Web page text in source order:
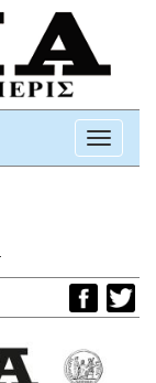
Toggle